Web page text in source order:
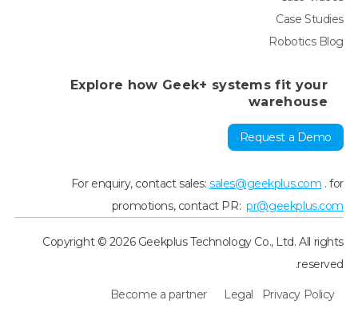
Case Studies
Robotics Blog
Explore how Geek+ systems fit your
warehouse
Request a Demo
For enquiry, contact sales:sales@geekplus.com . for
promotions, contact PR:pr@geekplus.com
Copyright © 2026 Geekplus Technology Co., Ltd. All rights
reserved.
Privacy Policy
Legal
Become a partner